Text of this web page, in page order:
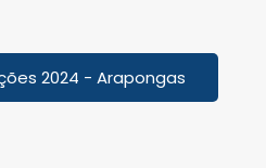
2024 - Arapongas